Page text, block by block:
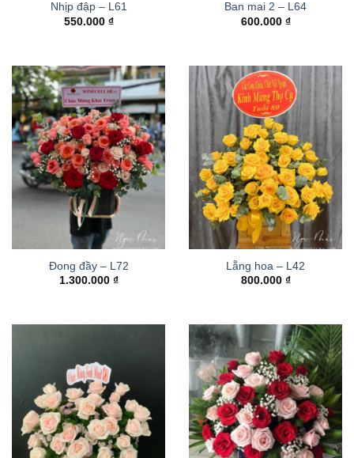
Nhịp đập – L61
550.000 ₫
Ban mai 2 – L64
600.000 ₫
Đong đầy – L72
1.300.000 ₫
Lẵng hoa – L42
800.000 ₫